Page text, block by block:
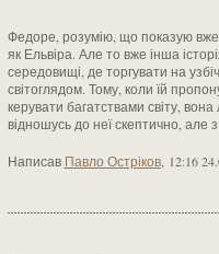
Федоре, розумію, що показую
як Ельвіра. Але то вже інша
середовищі, де торгувати на
світоглядом. Тому, коли їй
керувати багатствами світу,
відношусь до неї скептично, але
Написав Павло Остріков, 12:16